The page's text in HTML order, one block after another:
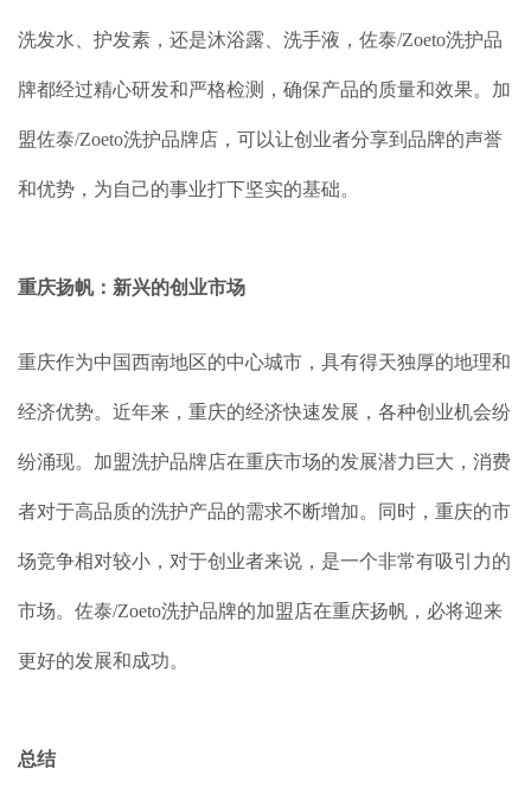
洗发水、护发素，还是沐浴露、洗手液，佐泰/Zoeto洗护品
牌都经过精心研发和严格检测，确保产品的质量和效果。加
盟佐泰/Zoeto洗护品牌店，可以让创业者分享到品牌的声誉
和优势，为自己的事业打下坚实的基础。
重庆扬帆：新兴的创业市场
重庆作为中国西南地区的中心城市，具有得天独厚的地理和
经济优势。近年来，重庆的经济快速发展，各种创业机会纷
纷涌现。加盟洗护品牌店在重庆市场的发展潜力巨大，消费
者对于高品质的洗护产品的需求不断增加。同时，重庆的市
场竞争相对较小，对于创业者来说，是一个非常有吸引力的
市场。佐泰/Zoeto洗护品牌的加盟店在重庆扬帆，必将迎来
更好的发展和成功。
总结